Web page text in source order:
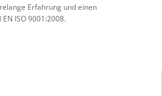
Erfahrung und einen
ISO 9001:2008.